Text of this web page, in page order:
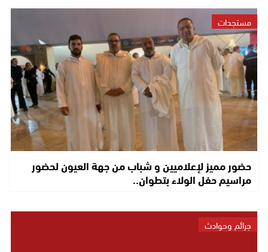
مستجدات
حضور مميز لإعلاميين و شباب من جهة العيون لحضور
مراسيم حفل الولاء بتطوان..
جرائم وحوادث